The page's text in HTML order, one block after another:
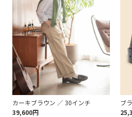
カーキブラウン ／ 30インチ
39,600円
ブ